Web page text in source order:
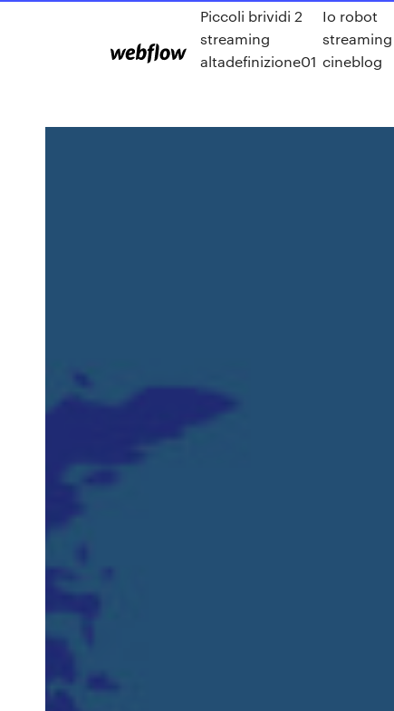
Piccoli brividi 2
streaming
altadefinizione01
Io robot
streaming
cineblog